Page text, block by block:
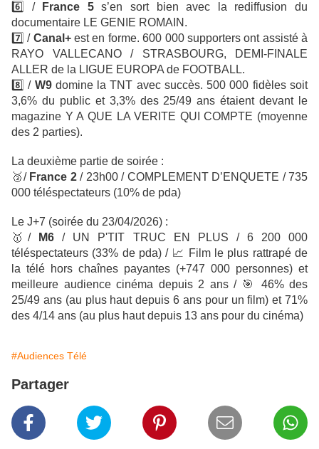
6️⃣ /
France 5s’en sort bien avec la rediffusion du
documentaire LE GENIE ROMAIN.
7️⃣ / Canal+est en forme.600 000 supporters ont assisté à
RAYO VALLECANO / STRASBOURG, DEMI-FINALE
ALLER de la LIGUE EUROPA de FOOTBALL.
8️⃣ / W9 domine la TNT avec succès. 500 000 fidèles soit
3,6% du public et 3,3% des 25/49 ans étaient devant le
magazine Y A QUE LA VERITE QUI COMPTE (moyenne
des 2 parties).
La deuxième partie de soirée :
🥉/ France 2/ 23h00 / COMPLEMENT D’ENQUETE / 735
000 téléspectateurs (10% de pda)
Le J+7 (soirée du 23/04/2026) :
🥇/ M6 / UN P'TIT TRUC EN PLUS / 6 200 000
téléspectateurs (33% de pda) / 📈 Film le plus rattrapéde
la télé hors chaînes payantes (+747 000 personnes) et
meilleure audience cinéma depuis 2 ans / 🎯
46% des
25/49 ans (au plus haut depuis 6 ans pour un film) et 71%
des 4/14 ans (au plus haut depuis 13 ans pour du cinéma)
#Audiences Télé
Partager